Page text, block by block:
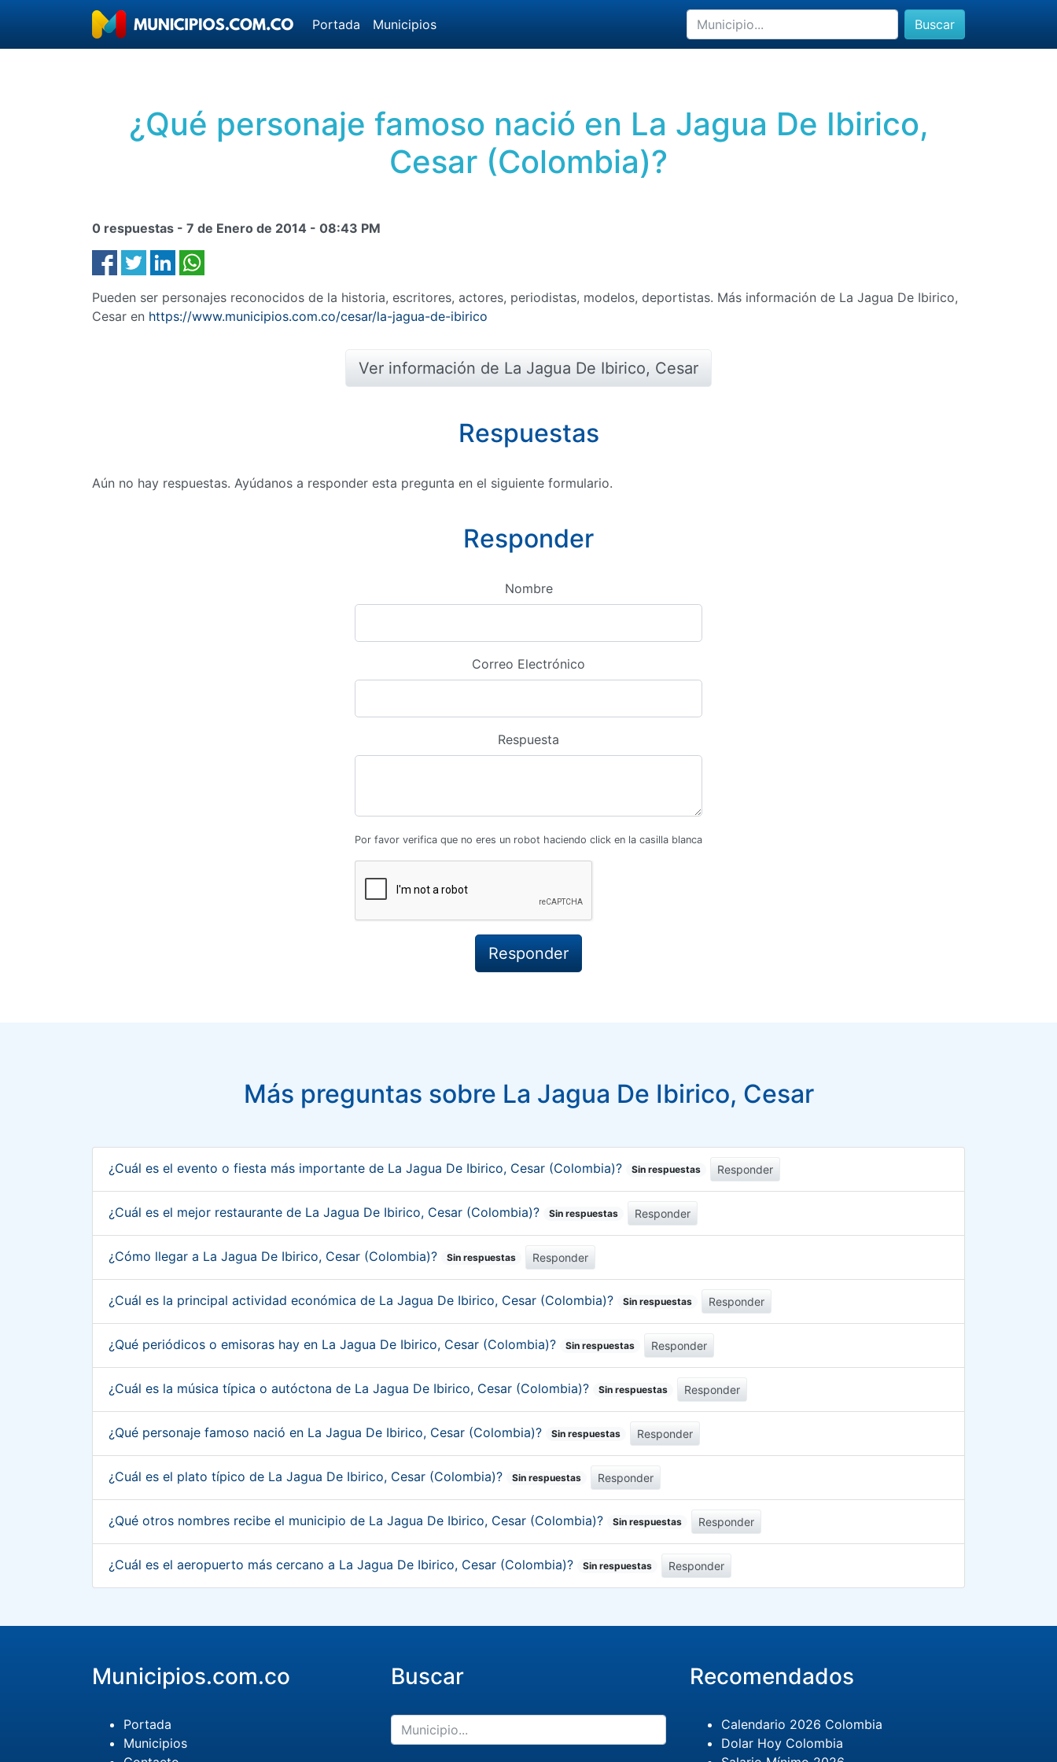
Portada Municipios Buscar
¿Qué personaje famoso nació en La Jagua De Ibirico,
Cesar (Colombia)?
0 respuestas - 7 de Enero de 2014 - 08:43 PM
Pueden ser personajes reconocidos de la historia, escritores, actores, periodistas, modelos, deportistas. Más información de La Jagua De Ibirico,
Cesar en https://www.municipios.com.co/cesar/la-jagua-de-ibirico
Ver información de La Jagua De Ibirico, Cesar
Respuestas
Aún no hay respuestas. Ayúdanos a responder esta pregunta en el siguiente formulario.
Responder
Nombre
Correo Electrónico
Respuesta
Por favor verifica que no eres un robot haciendo click en la casilla blanca
Más preguntas sobre La Jagua De Ibirico, Cesar
¿Cuál es el evento o fiesta más importante de La Jagua De Ibirico, Cesar (Colombia)? Sin respuestas Responder
¿Cuál es el mejor restaurante de La Jagua De Ibirico, Cesar (Colombia)? Sin respuestas Responder
¿Cómo llegar a La Jagua De Ibirico, Cesar (Colombia)? Sin respuestas Responder
¿Cuál es la principal actividad económica de La Jagua De Ibirico, Cesar (Colombia)? Sin respuestas Responder
¿Qué periódicos o emisoras hay en La Jagua De Ibirico, Cesar (Colombia)? Sin respuestas Responder
¿Cuál es la música típica o autóctona de La Jagua De Ibirico, Cesar (Colombia)? Sin respuestas Responder
¿Qué personaje famoso nació en La Jagua De Ibirico, Cesar (Colombia)? Sin respuestas Responder
¿Cuál es el plato típico de La Jagua De Ibirico, Cesar (Colombia)? Sin respuestas Responder
¿Qué otros nombres recibe el municipio de La Jagua De Ibirico, Cesar (Colombia)? Sin respuestas Responder
¿Cuál es el aeropuerto más cercano a La Jagua De Ibirico, Cesar (Colombia)? Sin respuestas Responder
Municipios.com.co
Portada
Municipios
Buscar Recomendados
Calendario 2026 Colombia
Dolar Hoy Colombia